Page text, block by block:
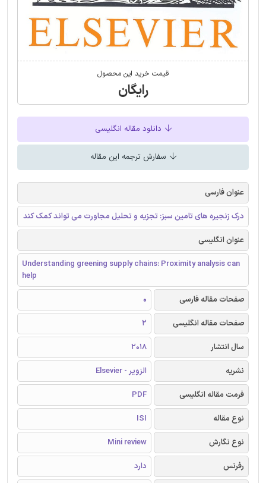
قیمت خرید این محصول
رایگان
دانلود مقاله انگلیسی
سفارش ترجمه این مقاله
عنوان فارسی
درک زنجیره های تامین سبز: تجزیه و تحلیل مجاورت می تواند کمک کند
عنوان انگلیسی
Understanding greening supply chains: Proximity analysis can
help
صفحات مقاله فارسی
0
صفحات مقاله انگلیسی
2
سال انتشار
2018
نشریه
الزویر - Elsevier
فرمت مقاله انگلیسی
PDF
نوع مقاله
ISI
نوع نگارش
Mini review
رفرنس
دارد